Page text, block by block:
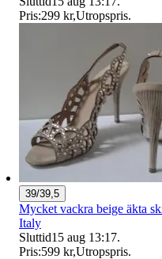
Pris:299 kr,Utropspris.
39/39,5
Mycket vackra beige äkta
Italy
Sluttid15 aug 13:17.
Pris:599 kr,Utropspris.